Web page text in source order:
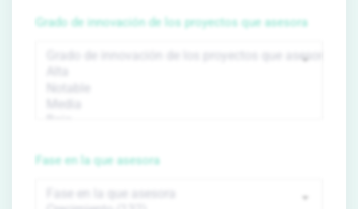
Grado de innovación de los proyectos que asesora
Fase en la que asesora